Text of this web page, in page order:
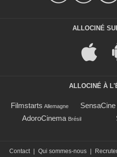
ALLOCINÉ
ALLOCINÉ À
Filmstarts Allemagne SensaCine
AdoroCinema Brésil
Contact Qui sommes-nous